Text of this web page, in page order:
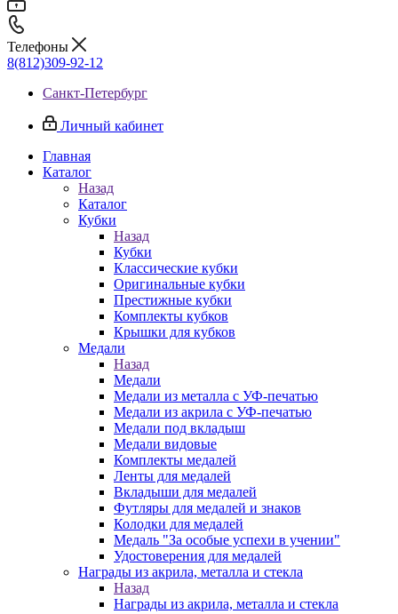
Телефоны
8(812)309-92-12
Санкт-Петербург
Личный кабинет
Главная
Каталог
Назад
Каталог
Кубки
Назад
Кубки
Классические кубки
Оригинальные кубки
Престижные кубки
Комплекты кубков
Крышки для кубков
Медали
Назад
Медали
Медали из металла с УФ-печатью
Медали из акрила с УФ-печатью
Медали под вкладыш
Медали видовые
Комплекты медалей
Ленты для медалей
Вкладыши для медалей
Футляры для медалей и знаков
Колодки для медалей
Медаль "За особые успехи в учении"
Удостоверения для медалей
Награды из акрила, металла и стекла
Назад
Награды из акрила, металла и стекла